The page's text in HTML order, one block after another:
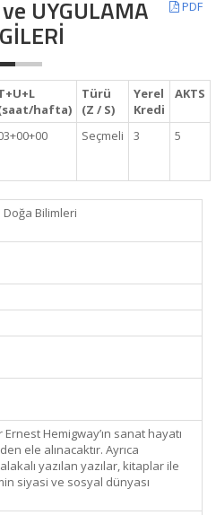
PDF
UYGULAMA
hafta)
Türü
(Z / S)
Yerel
Kredi
AKTS
Seçmeli 3 5
Bilimleri
Hemigway’ın sanat hayatı
ele alınacaktır. Ayrıca
yazılan yazılar, kitaplar ile
siyasi ve sosyal dünyası